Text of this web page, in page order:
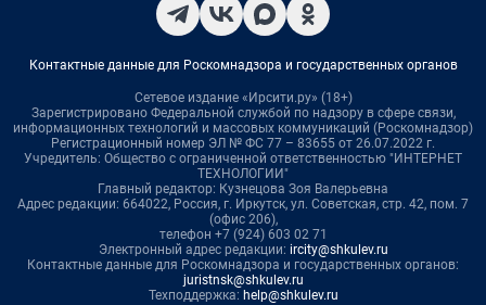
Контактные данные для Роскомнадзора и государственных органов
Сетевое издание «Ирсити.ру» (18+)
Зарегистрировано Федеральной службой по надзору в сфере связи,
информационных технологий и массовых коммуникаций (Роскомнадзор)
Регистрационный номер ЭЛ № ФС 77 – 83655 от 26.07.2022 г.
Учредитель: Общество с ограниченной ответственностью "ИНТЕРНЕТ
ТЕХНОЛОГИИ"
Главный редактор: Кузнецова Зоя Валерьевна
Адрес редакции: 664022, Россия, г. Иркутск, ул. Советская, стр. 42, пом. 7
(офис 206),
телефон +7 (924) 603 02 71
Электронный адрес редакции: ircity@shkulev.ru
Контактные данные для Роскомнадзора и государственных органов:
juristnsk@shkulev.ru
Техподдержка: help@shkulev.ru